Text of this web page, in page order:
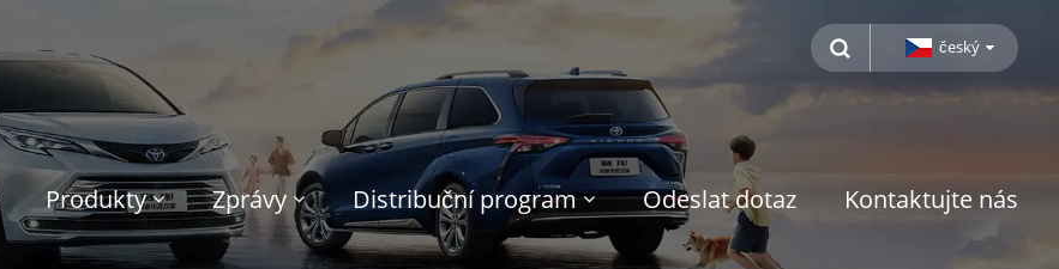
český
Produkty Zprávy Distribuční program Odeslat dotaz Kontaktujte nás